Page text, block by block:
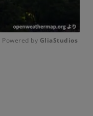
Powered by GliaStudios